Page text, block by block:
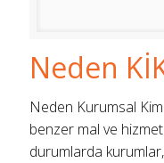
Neden
Neden Kurumsal
benzer mal ve
durumlarda